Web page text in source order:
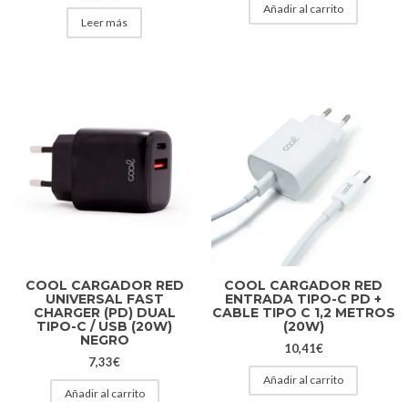
Leer más
Añadir al carrito
COOL CARGADOR RED
UNIVERSAL FAST
CHARGER (PD) DUAL
TIPO-C / USB (20W)
NEGRO
7,33€
Añadir al carrito
COOL CARGADOR RED
ENTRADA TIPO-C PD +
CABLE TIPO C 1,2 METROS
(20W)
10,41€
Añadir al carrito